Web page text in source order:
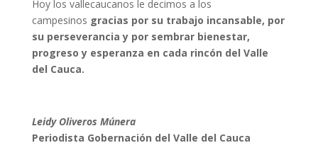
Hoy los vallecaucanos le decimos a los
campesinos gracias por su trabajo incansable, por
su perseverancia y por sembrar bienestar,
progreso y esperanza en cada rincón del Valle
del Cauca.
Leidy Oliveros Múnera
Periodista Gobernación del Valle del Cauca